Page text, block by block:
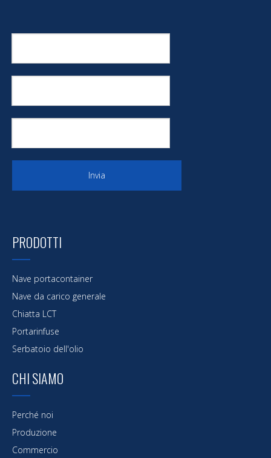
Invia
PRODOTTI
Nave portacontainer
Nave da carico generale
Chiatta LCT
Portarinfuse
Serbatoio dell'olio
CHI SIAMO
Perché noi
Produzione
Commercio